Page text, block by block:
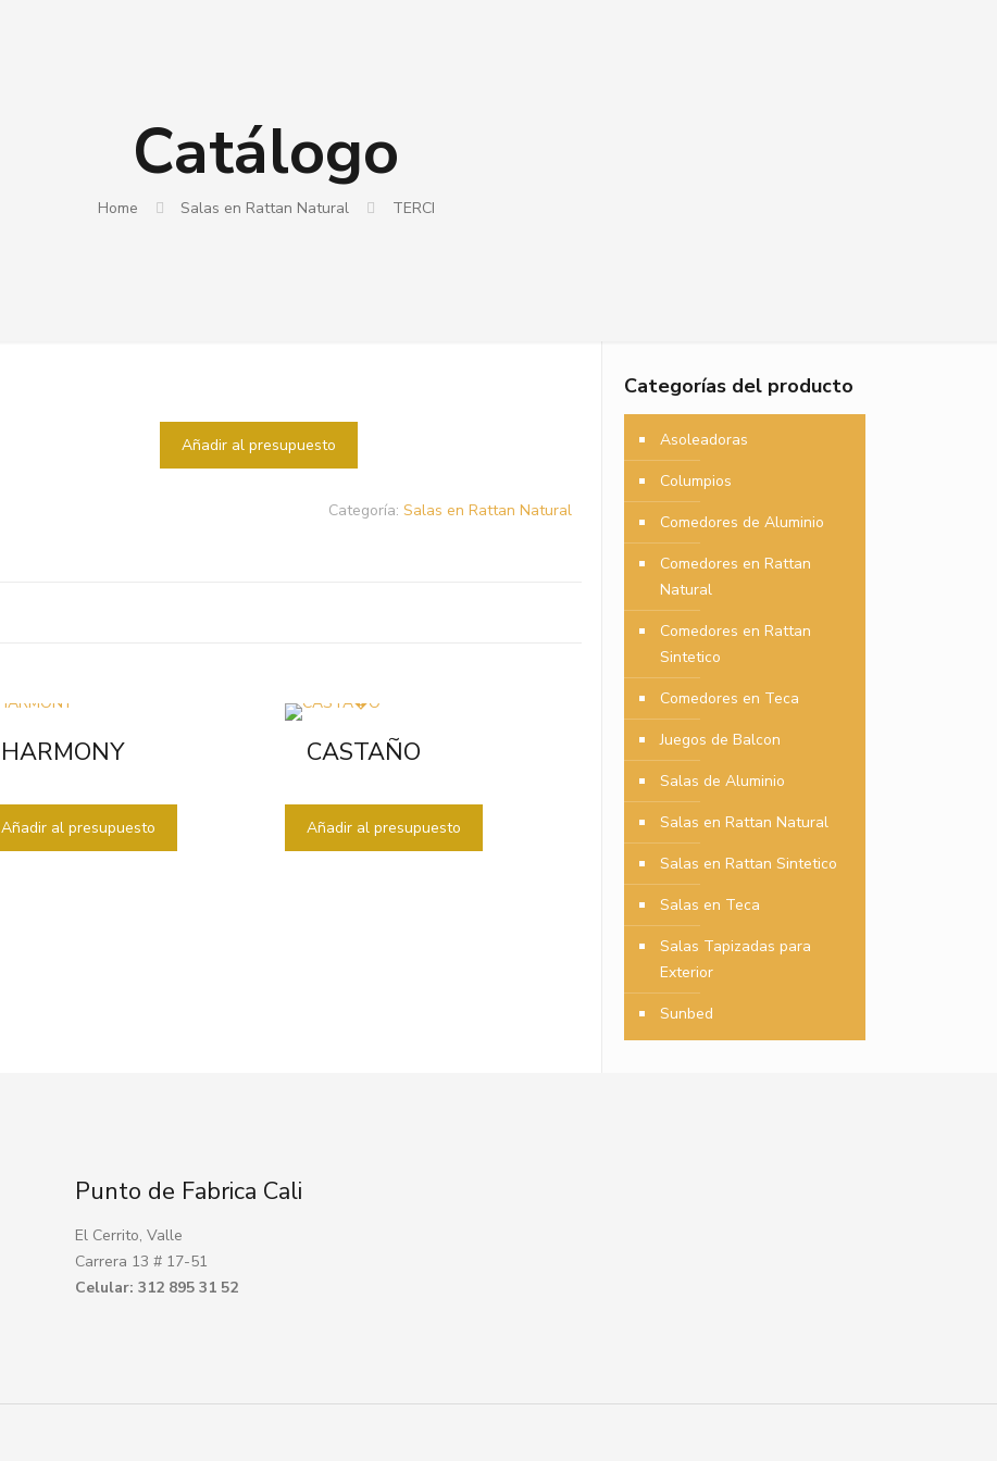
Catálogo
Home Salas en Rattan Natural TERCI
Añadir al presupuesto
Categoría:Salas en Rattan Natural
HARMONY
Añadir al presupuesto
CASTAÑO
Añadir al presupuesto
Categorías del producto
Asoleadoras
Columpios
Comedores de Aluminio
Comedores en Rattan
Natural
Comedores en Rattan
Sintetico
Comedores en Teca
Juegos de Balcon
Salas de Aluminio
Salas en Rattan Natural
Salas en Rattan Sintetico
Salas en Teca
Salas Tapizadas para
Exterior
Sunbed
Punto de Fabrica Cali
El Cerrito, Valle
Carrera 13 # 17-51
Celular: 312 895 31 52